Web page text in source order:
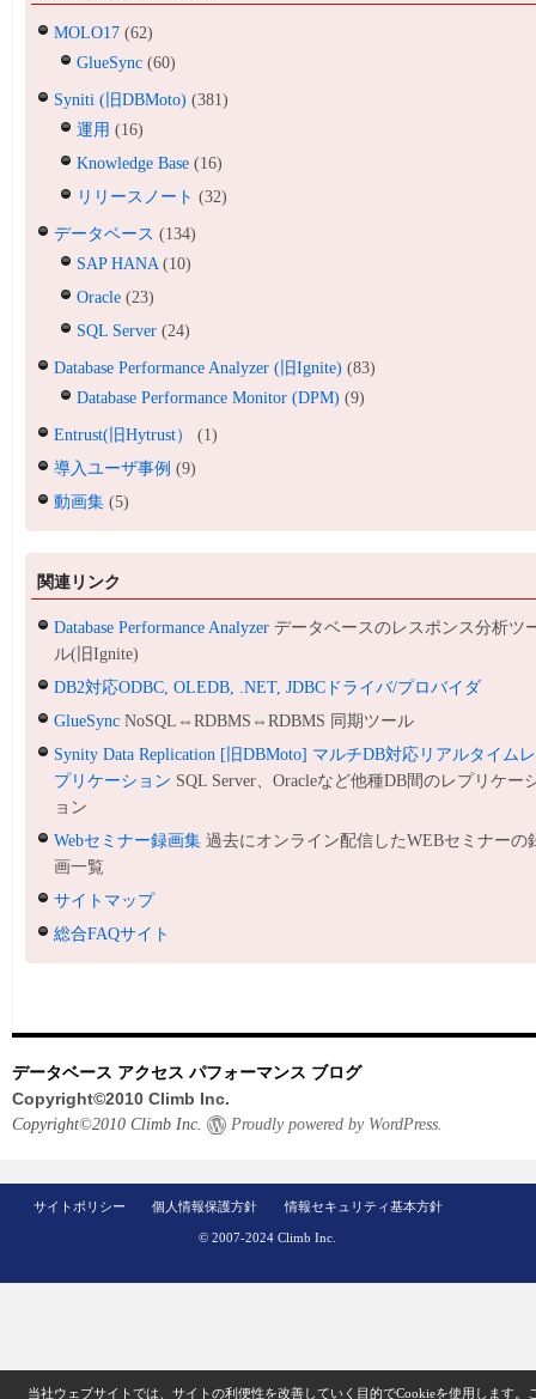
MOLO17 (62)
GlueSync (60)
Syniti (旧DBMoto) (381)
運用 (16)
Knowledge Base (16)
リリースノート (32)
データベース (134)
SAP HANA(10)
Oracle (23)
SQL Server (24)
Database Performance Analyzer (旧Ignite) (83)
Database Performance Monitor (DPM) (9)
Entrust(旧Hytrust）
(1)
導入ユーザ事例 (9)
動画集 (5)
関連リンク
Database Performance Analyzer データベースのレスポンス分析ツ
ル(旧Ignite)
DB2対応ODBC, OLEDB, .NET, JDBCドライバ/プロバイダ
GlueSync NoSQL⇔RDBMS⇔RDBMS 同期ツール
Synity Data Replication [旧DBMoto] マルチDB対応リアルタイムレ
プリケーション SQL Server、Oracleなど他種DB間のレプリケー
ョン
Webセミナー録画集 過去にオンライン配信したWEBセミナーの
画一覧
サイトマップ
総合FAQサイト
データベース アクセス パフォーマンス ブログ
Copyright©2010 Climb Inc.
Copyright©2010 Climb Inc. Proudly powered by WordPress.
サイトポリシー 個人情報保護方針 情報セキュリティ基本方針
© 2007-2024 Climb Inc.
当社ウェブサイトでは、サイトの利便性を改善していく目的でCookieを使用します。